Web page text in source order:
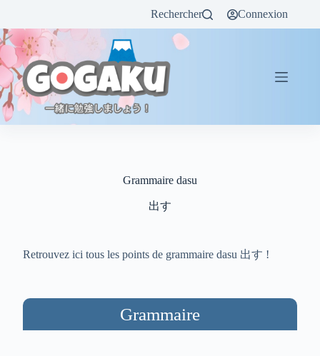
Rechercher Connexion
Grammaire dasu
出す
Retrouvez ici tous les points de grammaire dasu 出す !
Grammaire